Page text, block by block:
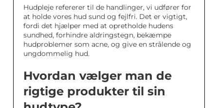
Hudpleje refererer til de handlinger, vi udfører for
at holde vores hud sund og fejlfri. Det er vigtigt,
fordi det hjælper med at opretholde hudens
sundhed, forhindre aldringstegn, bekæmpe
hudproblemer som acne, og give en strålende og
ungdommelig hud.
Hvordan vælger man de
rigtige produkter til sin